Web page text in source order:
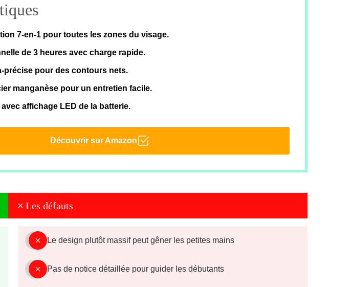
7-en-1 pour toutes les zones du visage.
de3 heures avec charge rapide.
précise pour des contours nets.
manganèse pour un entretien facile.
affichage LED de la batterie.
Découvrir sur Amazon
Les défauts
Le design plutôt massif peut gêner les petites mains
Pas de notice détaillée pour guider les débutants